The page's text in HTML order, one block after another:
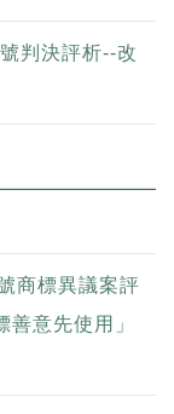
判決評析--改
商標異議案評
意先使用」